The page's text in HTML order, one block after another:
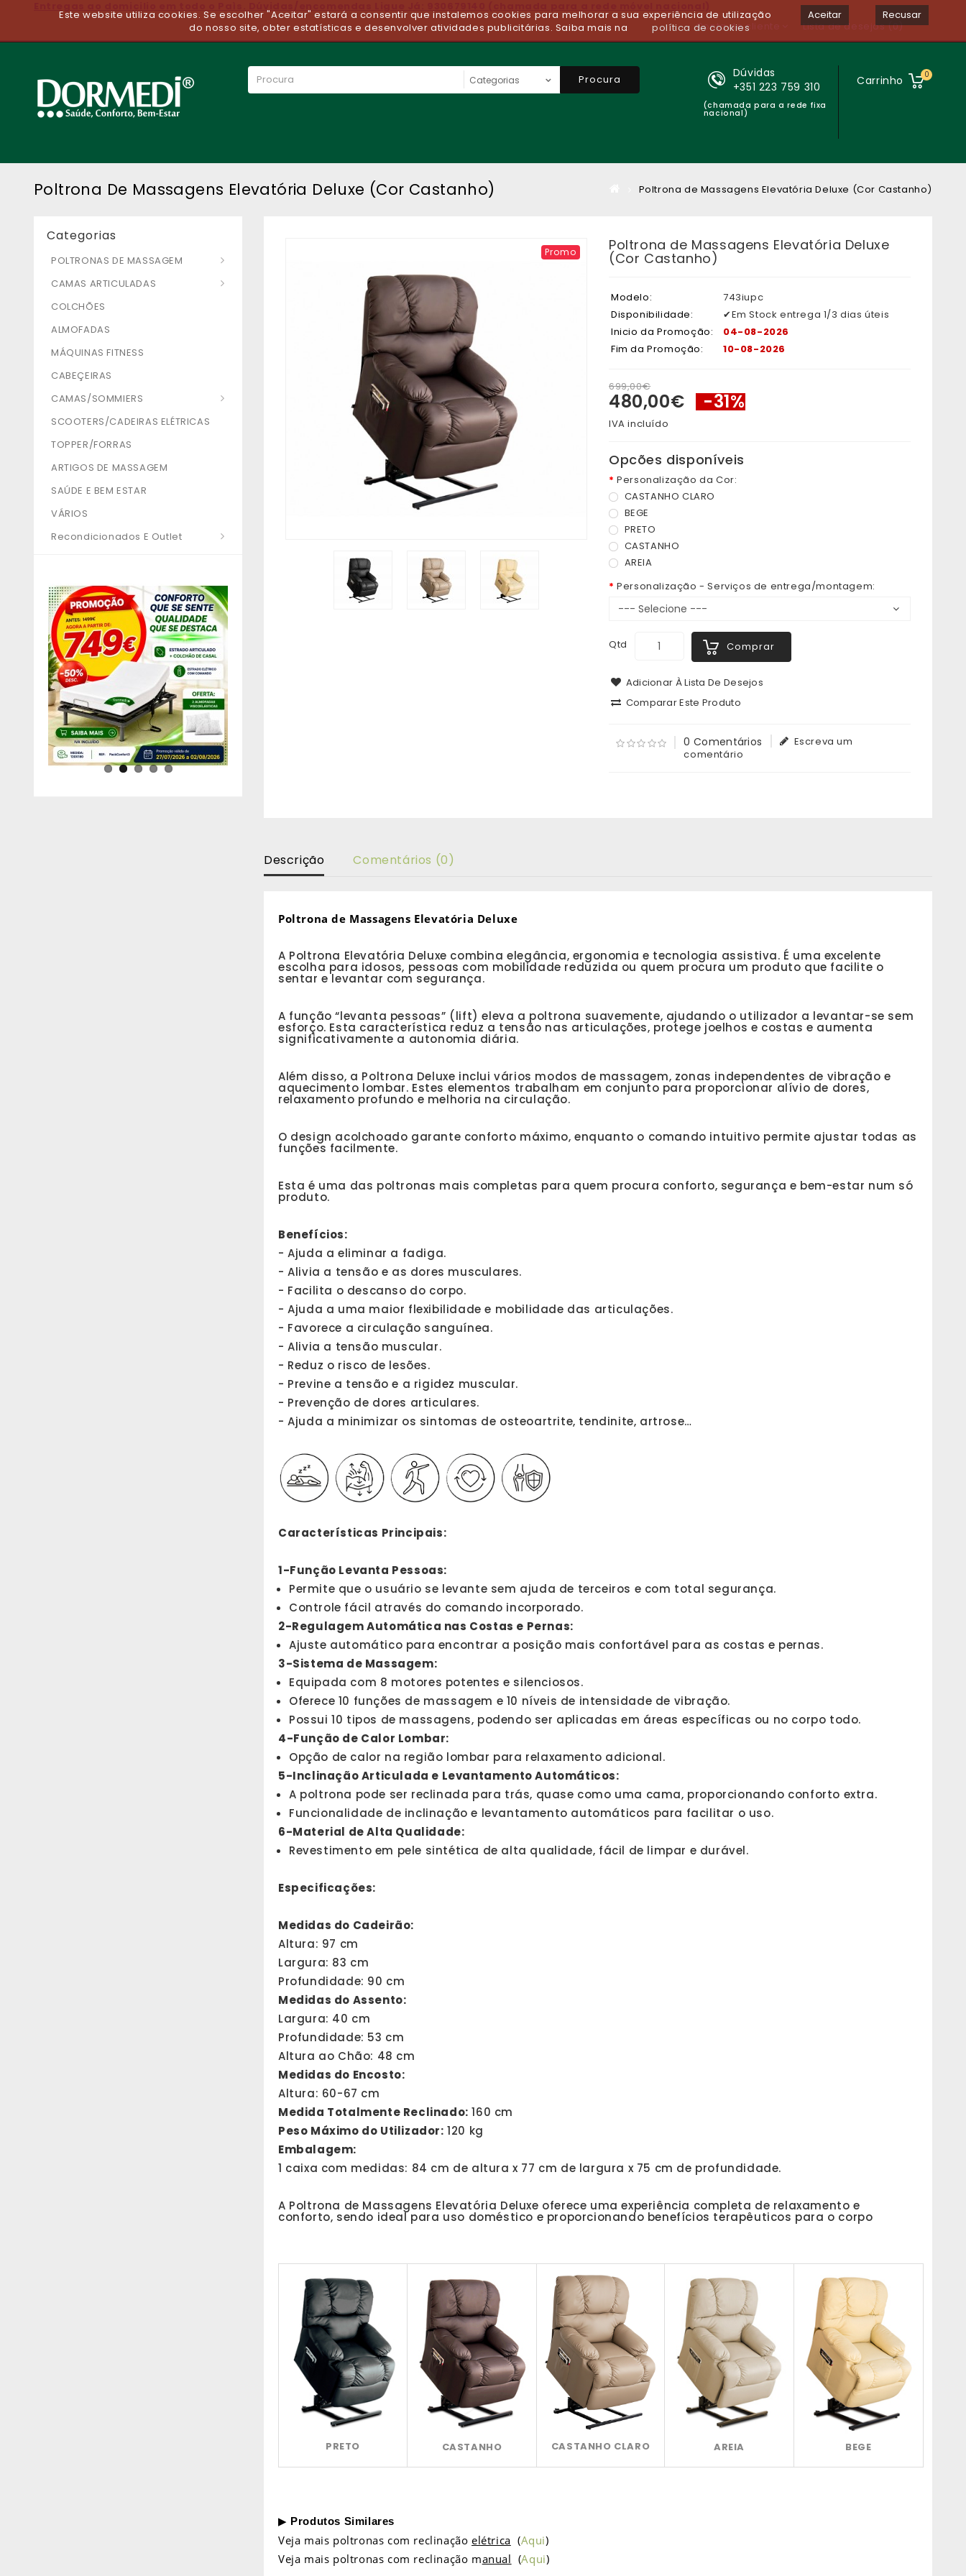
Conta de cliente
Lista de desejos (0)
Carrinho 0
Dúvidas
+351 223 759 310
(chamada para a rede fixa
nacional)
Procura
Poltrona De Massagens Elevatória Deluxe (Cor Castanho) Poltrona de Massagens Elevatória Deluxe (Cor Castanho)
Categorias
POLTRONAS DE MASSAGEM
CAMAS ARTICULADAS
COLCHÕES
ALMOFADAS
MÁQUINAS FITNESS
CABEÇEIRAS
CAMAS/SOMMIERS
SCOOTERS/CADEIRAS ELÉTRICAS
TOPPER/FORRAS
ARTIGOS DE MASSAGEM
SAÚDE E BEM ESTAR
VÁRIOS
Recondicionados E Outlet
Promo Poltrona de Massagens Elevatória Deluxe
(Cor Castanho)
Modelo:
743iupc
Disponibilidade:
✔Em Stock entrega 1/3 dias úteis
Inicio da Promoção:
04-08-2026
Fim da Promoção:
10-08-2026
699,00€
480,00€ -31%
IVA incluído
Opcões disponíveis
Personalização da Cor:
CASTANHO CLARO
BEGE
PRETO
CASTANHO
AREIA
Personalização - Serviços de entrega/montagem:
Qtd Comprar
Adicionar À Lista De Desejos
Comparar Este Produto
0 Comentários
Escreva um
comentário
Descrição Comentários (0)
Poltrona de Massagens Elevatória Deluxe
A Poltrona Elevatória Deluxe combina elegância, ergonomia e tecnologia assistiva. É uma excelente
escolha para idosos, pessoas com mobilidade reduzida ou quem procura um produto que facilite o
sentar e levantar com segurança.
A função “levanta pessoas” (lift) eleva a poltrona suavemente, ajudando o utilizador a levantar-se sem
esforço. Esta característica reduz a tensão nas articulações, protege joelhos e costas e aumenta
significativamente a autonomia diária.
Além disso, a Poltrona Deluxe inclui vários modos de massagem, zonas independentes de vibração e
aquecimento lombar. Estes elementos trabalham em conjunto para proporcionar alívio de dores,
relaxamento profundo e melhoria na circulação.
O design acolchoado garante conforto máximo, enquanto o comando intuitivo permite ajustar todas as
funções facilmente.
Esta é uma das poltronas mais completas para quem procura conforto, segurança e bem-estar num só
produto.
Benefícios:
- Ajuda a eliminar a fadiga.
- Alivia a tensão e as dores musculares.
- Facilita o descanso do corpo.
- Ajuda a uma maior flexibilidade e mobilidade das articulações.
- Favorece a circulação sanguínea.
- Alivia a tensão muscular.
- Reduz o risco de lesões.
- Previne a tensão e a rigidez muscular.
- Prevenção de dores articulares.
- Ajuda a minimizar os sintomas de osteoartrite, tendinite, artrose…
Características Principais:
1-Função Levanta Pessoas:
Permite que o usuário se levante sem ajuda de terceiros e com total segurança.
Controle fácil através do comando incorporado.
2-Regulagem Automática nas Costas e Pernas:
Ajuste automático para encontrar a posição mais confortável para as costas e pernas.
3-Sistema de Massagem:
Equipada com 8 motores potentes e silenciosos.
Oferece 10 funções de massagem e 10 níveis de intensidade de vibração.
Possui 10 tipos de massagens, podendo ser aplicadas em áreas específicas ou no corpo todo.
4-Função de Calor Lombar:
Opção de calor na região lombar para relaxamento adicional.
5-Inclinação Articulada e Levantamento Automáticos:
A poltrona pode ser reclinada para trás, quase como uma cama, proporcionando conforto extra.
Funcionalidade de inclinação e levantamento automáticos para facilitar o uso.
6-Material de Alta Qualidade:
Revestimento em pele sintética de alta qualidade, fácil de limpar e durável.
Especificações:
Medidas do Cadeirão:
Altura: 97 cm
Largura: 83 cm
Profundidade: 90 cm
Medidas do Assento:
Largura: 40 cm
Profundidade: 53 cm
Altura ao Chão: 48 cm
Medidas do Encosto:
Altura: 60-67 cm
Medida Totalmente Reclinado: 160 cm
Peso Máximo do Utilizador: 120 kg
Embalagem:
1 caixa com medidas: 84 cm de altura x 77 cm de largura x 75 cm de profundidade.
A Poltrona de Massagens Elevatória Deluxe oferece uma experiência completa de relaxamento e
conforto, sendo ideal para uso doméstico e proporcionando benefícios terapêuticos para o corpo
PRETO CASTANHO CASTANHO CLARO AREIA BEGE
▶ Produtos Similares
Veja mais poltronas com reclinaçãoelétrica (Aqui)
Veja mais poltronas com reclinação manual (Aqui)
Este website utiliza cookies. Se escolher "Aceitar" estará a consentir que instalemos cookies para melhorar a sua experiência de utilização
do nosso site, obter estatísticas e desenvolver atividades publicitárias. Saiba mais na
política de cookies
Aceitar Recusar